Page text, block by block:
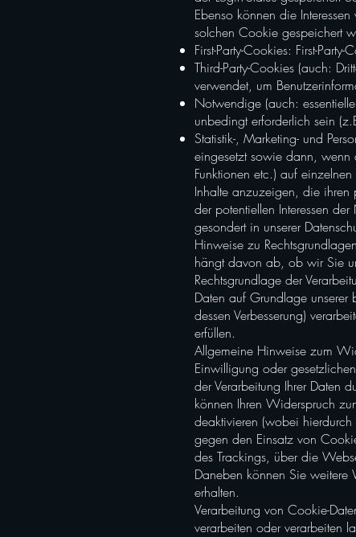
Ebenso können die
solchen Cookie gespeichert
First-Party-Cookies: First-
Third-Party-Cookies (auch:
verwendet, um
Notwendige (auch:
unbedingt erforderlich sein
Statistik-, Marketing- und
eingesetzt sowie dann, wenn
Funktionen etc.) auf
Inhalte anzuzeigen, die ihren
der potentiellen Interessen
gesondert in unserer
Hinweise zu
hängt davon ab, ob wir Sie
Rechtsgrundlage der
Daten auf Grundlage unserer
dessen Verbesserung)
erfüllen.
Allgemeine Hinweise zum
Einwilligung oder
der Verarbeitung Ihrer Daten
können Ihren Widerspruch
deaktivieren (wobei
gegen den Einsatz von
des Trackings, über die
Daneben können Sie weitere
erhalten.
Verarbeitung von Cookie-
verarbeiten oder verarbeiten